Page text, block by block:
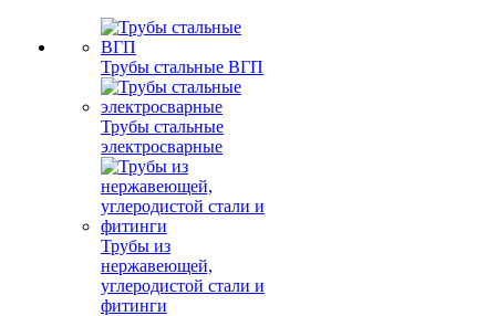
Трубы стальные ВГП
Трубы стальные
электросварные
Трубы из
нержавеющей,
углеродистой стали и
фитинги